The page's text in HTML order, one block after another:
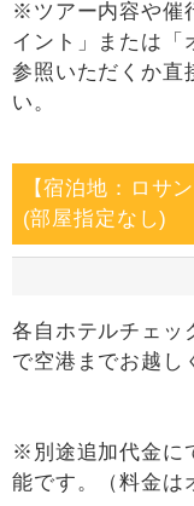
※ツアー内容や催
イント」または「
参照いただくか直
い。
【宿泊地：ロサ
(部屋指定なし)
各自ホテルチェッ
で空港までお越し
※別途追加代金に
能です。（料金は